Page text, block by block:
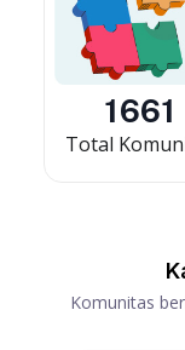
1661
Total
Komunitas